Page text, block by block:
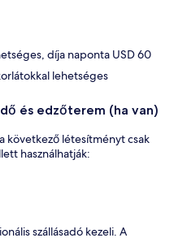
díja naponta USD 60
lehetséges
és edzőterem (ha van)
következő létesítményt csak
használhatják:
szállásadó kezeli. A